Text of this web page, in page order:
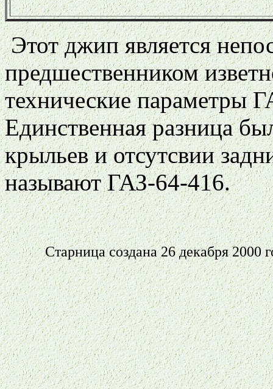
Этот джип является
предшественником
технические параметры
Единственная разница
крыльев и отсутсвии
называют ГАЗ-64-416.
Старница создана 26 декабря 2000